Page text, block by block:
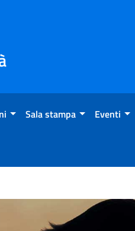
Sala stampa Eventi